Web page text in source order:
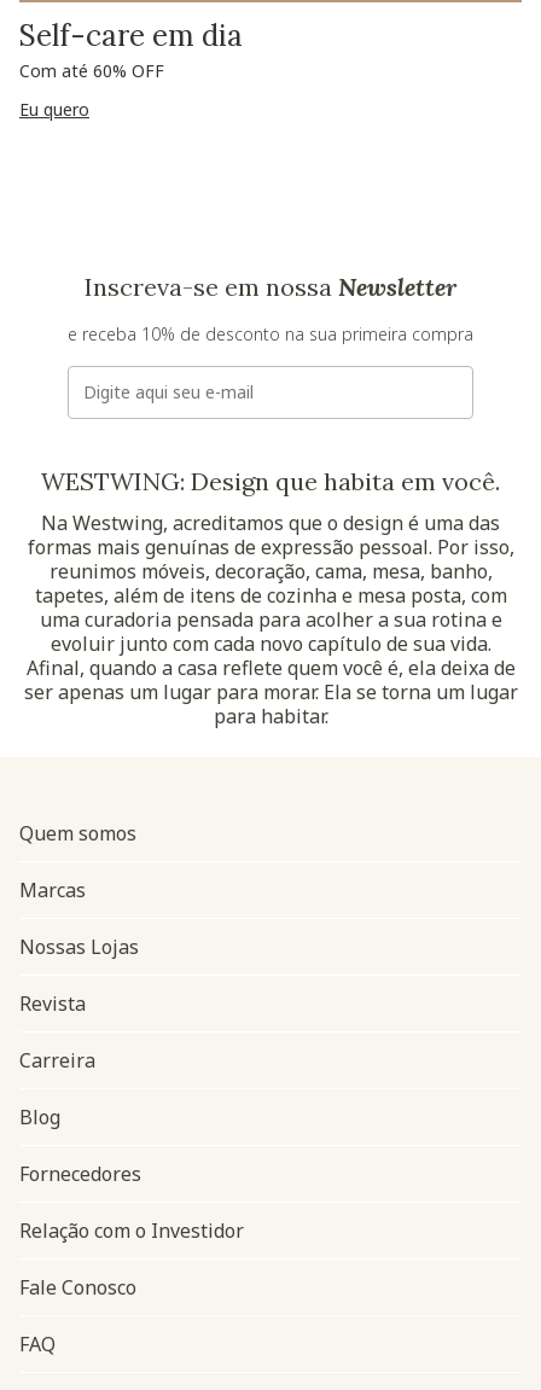
Self-care em dia
Com até 60% OFF
Eu quero
Inscreva-se em nossa Newsletter
e receba 10% de desconto na sua primeira compra
E-mail
WESTWING: Design que habita em você.
Na Westwing, acreditamos que o design é uma das
formas mais genuínas de expressão pessoal. Por isso,
reunimos móveis, decoração, cama, mesa, banho,
tapetes, além de itens de cozinha e mesa posta, com
uma curadoria pensada para acolher a sua rotina e
evoluir junto com cada novo capítulo de sua vida.
Afinal, quando a casa reflete quem você é, ela deixa de
ser apenas um lugar para morar. Ela se torna um lugar
para habitar.
Navegação do rodapé
Quem somos
Marcas
Nossas Lojas
Revista
Carreira
Blog
Fornecedores
Relação com o Investidor
Fale Conosco
FAQ